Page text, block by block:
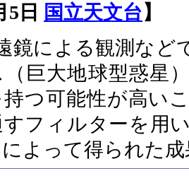
5日 国立天文台】
鏡による観測など
巨大地球型惑星
つ可能性が高い
フィルターを用
よって得られた